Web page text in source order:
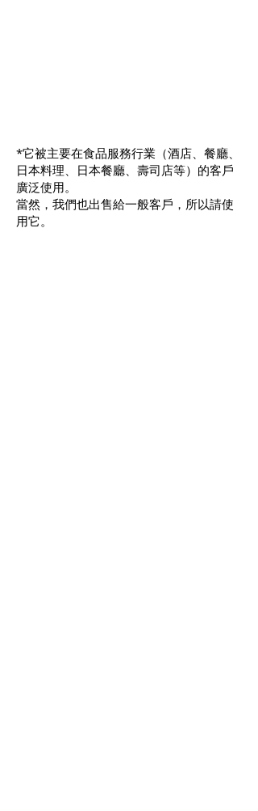
*它被主要在食品服務行業（酒店、餐廳、
日本料理、日本餐廳、壽司店等）的客戶
廣泛使用。
當然，我們也出售給一般客戶，所以請使
用它。